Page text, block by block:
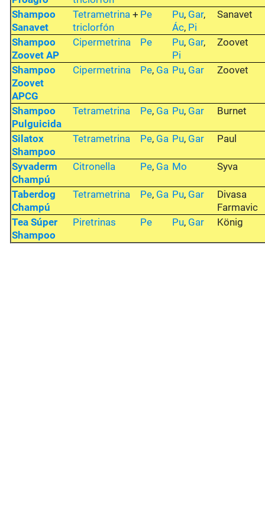
Shampoo
Sanavet
Tetrametrina +
triclorfón
Pe Pu, Gar,
Ác, Pi
Sanavet
Shampoo
Zoovet AP
Cipermetrina Pe Pu, Gar,
Pi
Zoovet
Shampoo
Zoovet
APCG
Cipermetrina Pe, Ga Pu, Gar Zoovet
Shampoo
Pulguicida
Tetrametrina Pe, Ga Pu, Gar Burnet
Silatox
Shampoo
Tetrametrina Pe, Ga Pu, Gar Paul
Syvaderm
Champú
Citronella Pe, Ga Mo Syva
Taberdog
Champú
Tetrametrina Pe, Ga Pu, Gar
Divasa
Farmavic
Tea Súper
Shampoo
Piretrinas Pe Pu, Gar König